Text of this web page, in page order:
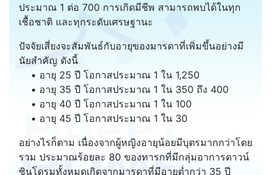
ประมาณ 1 ต่อ 700 การเกิดมีชีพ สามารถพบได้ในทุก
เชื้อชาติ และทุกระดับเศรษฐานะ
ปัจจัยเสี่ยงจะสัมพันธ์กับอายุของมารดาที่เพิ่มขึ้นอย่างมี
นัยสำคัญ ดังนี้
• อายุ 25 ปี โอกาสประมาณ 1 ใน 1,250
• อายุ 35 ปี โอกาสประมาณ 1 ใน 350 ถึง 400
• อายุ 40 ปี โอกาสประมาณ 1 ใน 100
• อายุ 45 ปี โอกาสประมาณ 1 ใน 30
อย่างไรก็ตาม เนื่องจากผู้หญิงอายุน้อยมีบุตรมากกว่าโดย
รวม ประมาณร้อยละ 80 ของทารกที่มีกลุ่มอาการดาวน์
ซินโดรมทั้งหมดเกิดจากมารดาที่มีอายุต่ำกว่า 35 ปี